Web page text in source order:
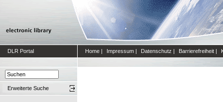
DLR Portal Home | Impressum | Datenschutz | Barrierefreiheit |
Erweiterte Suche